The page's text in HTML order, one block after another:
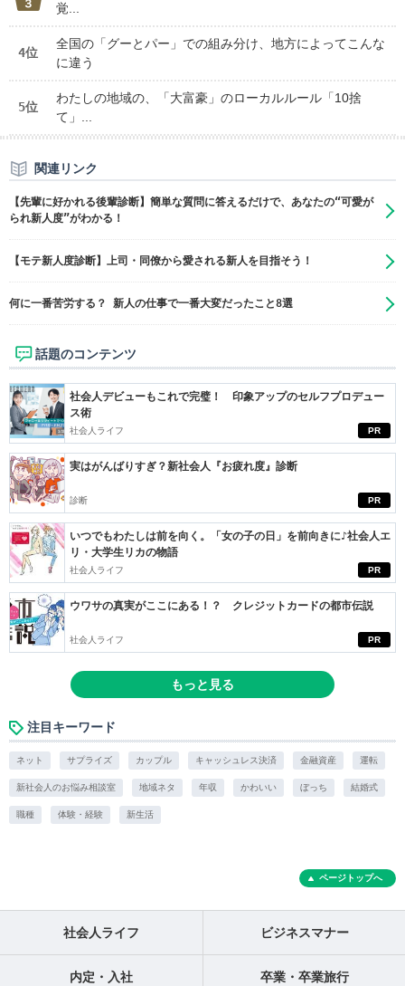
覚...
4位
全国の「グーとパー」での組み分け、地方によってこんな
に違う
5位
わたしの地域の、「大富豪」のローカルルール「10捨
て」...
関連リンク
【先輩に好かれる後輩診断】簡単な質問に答えるだけで、あなたの“可愛が
られ新人度”がわかる！
【モテ新人度診断】上司・同僚から愛される新人を目指そう！
何に一番苦労する？ 新人の仕事で一番大変だったこと8選
話題のコンテンツ
PR
社会人デビューもこれで完璧！ 印象アップのセルフプロデュー
ス術
社会人ライフ
PR
実はがんばりすぎ？新社会人『お疲れ度』診断
診断
PR
いつでもわたしは前を向く。「女の子の日」を前向きに♪社会人エ
リ・大学生リカの物語
社会人ライフ
PR
ウワサの真実がここにある！？ クレジットカードの都市伝説
社会人ライフ
もっと見る
注目キーワード
ネット サプライズ カップル キャッシュレス決済 金融資産 運転
新社会人のお悩み相談室 地域ネタ 年収 かわいい ぼっち 結婚式
職種 体験・経験 新生活
ページトップへ
社会人ライフ ビジネスマナー
内定・入社 卒業・卒業旅行